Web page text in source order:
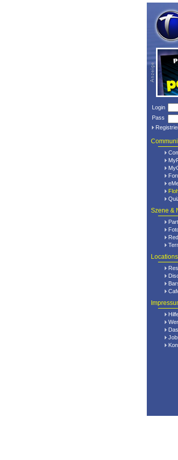
Login
Pass
Szene &
Locations